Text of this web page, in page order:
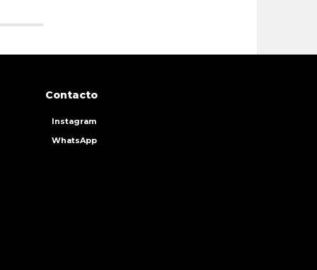
Instagram
WhatsApp
Contacto